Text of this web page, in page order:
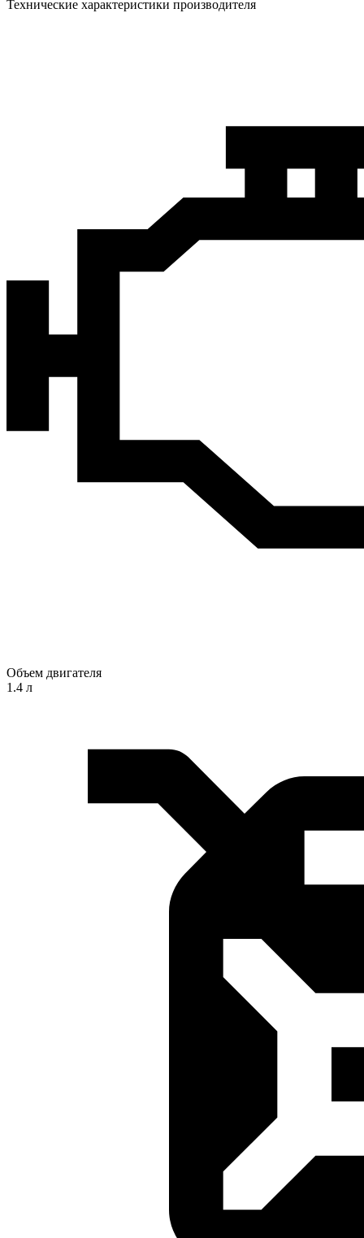
Технические характеристики производителя
Объем двигателя
1.4 л